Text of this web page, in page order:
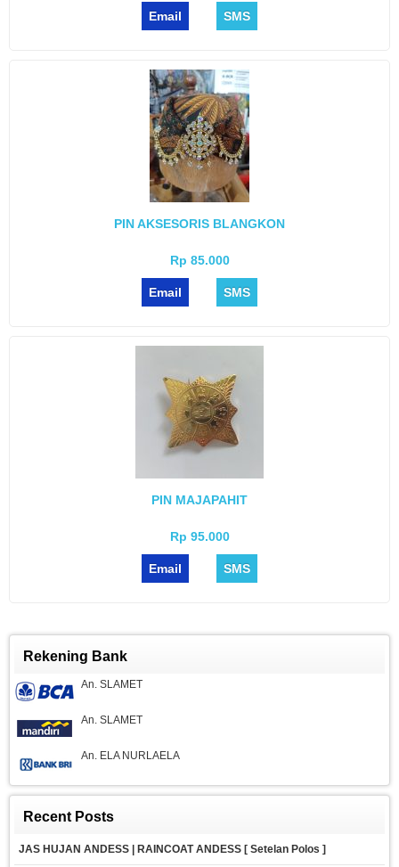
Email SMS
PIN AKSESORIS BLANGKON
Rp 85.000
Email SMS
PIN MAJAPAHIT
Rp 95.000
Email SMS
Rekening Bank
An. SLAMET
An. SLAMET
An. ELA NURLAELA
Recent Posts
JAS HUJAN ANDESS | RAINCOAT ANDESS [ Setelan Polos ]